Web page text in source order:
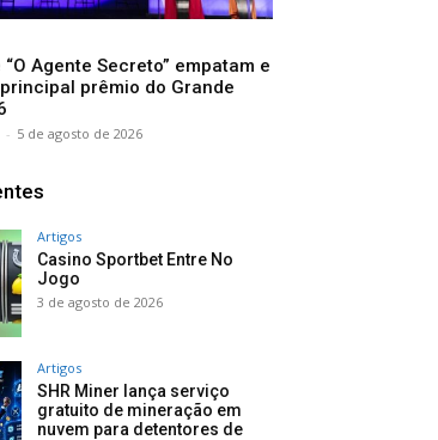
“O Agente Secreto” empatam e
prêmio do Grande
- 5 de agosto de 2026
Artigos
Casino Sportbet Entre No
Jogo
3 de agosto de 2026
Artigos
SHR Miner lança serviço
gratuito de mineração em
nuvem para detentores de